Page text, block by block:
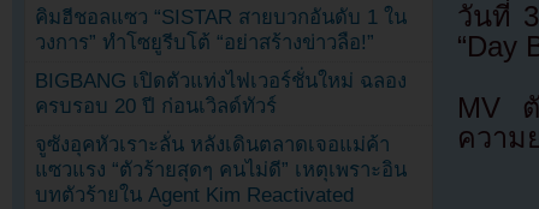
วันที่
“Day
MV
ความ
คิมฮีชอลแซว “SISTAR สายบวกอันดับ 1 ใน
วงการ” ทำโซยูรีบโต้ “อย่าสร้างข่าวลือ!”
BIGBANG เปิดตัวแท่งไฟเวอร์ชั่นใหม่ ฉลอง
ครบรอบ 20 ปี ก่อนเวิลด์ทัวร์
จูซังอุคหัวเราะลั่น หลังเดินตลาดเจอแม่ค้า
แซวแรง “ตัวร้ายสุดๆ คนไม่ดี” เหตุเพราะอิน
บทตัวร้ายใน Agent Kim Reactivated